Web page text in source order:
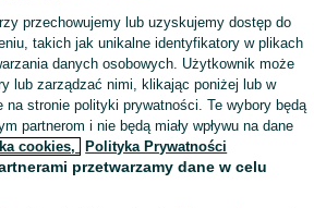
na OLX, aby skontaktować się z
przechowujemy lub uzyskujemy dostęp do
takich jak unikalne identyfikatory w plikach
danych osobowych. Użytkownik może
lub zarządzać nimi, klikając poniżej lub w
na stronie polityki prywatności. Te wybory będą
partnerom i nie będą miały wpływu na dane
cookies, Polityka Prywatności
przetwarzamy dane w celu